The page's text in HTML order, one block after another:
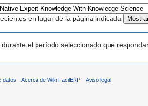
en lugar de la página indicada
el período seleccionado que
datos Acerca de Wiki FacilERP Aviso legal